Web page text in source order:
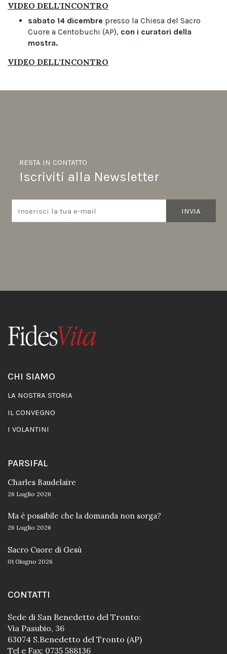
VIDEO DELL'INCONTRO
sabato 14 dicembre presso la Chiesa del Sacro
Cuore a Centobuchi (AP), con i curatori della
mostra.
VIDEO DELL'INCONTRO
INVIA
RESTA IN CONTATTO
Iscriviti alla Newsletter
CHI SIAMO
LA NOSTRA STORIA
IL CONVEGNO
I VOLANTINI
PARSIFAL
Charles Baudelaire
26 Luglio 2026
Ma è possibile che la domanda non sorga?
26 Luglio 2026
Sacro Cuore di Gesù
01 Giugno 2026
CONTATTI
Sede di San Benedetto del Tronto:
Via Pasubio, 36
63074 S.Benedetto del Tronto (AP)
Tel e Fax: 0735 588136